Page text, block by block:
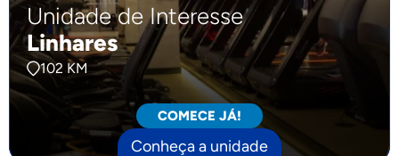
Unidade de Interesse
Linhares
102 KM
COMECE JÁ!
Conheça a unidade